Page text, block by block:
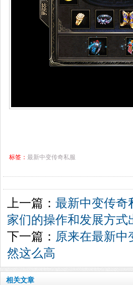
标签： 最新中变传奇私服
上一篇： 最新中变传奇
家们的操作和发展方式
下一篇： 原来在最新
然这么高
相关文章